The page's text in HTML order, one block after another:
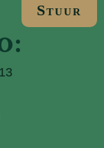
Stuur